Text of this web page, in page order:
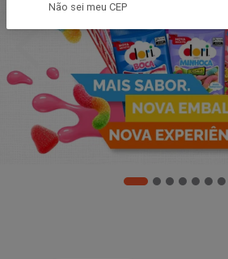
Não sei meu CEP